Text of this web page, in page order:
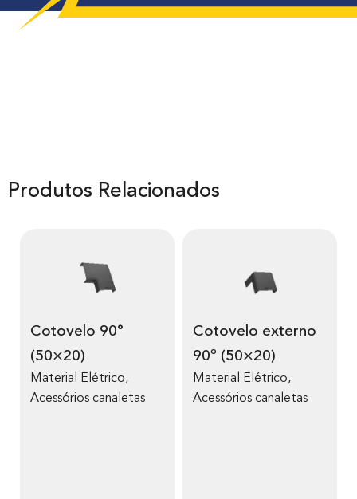
Produtos Relacionados
Cotovelo 90°
(50×20)
Material Elétrico,
Acessórios canaletas
Cotovelo externo
90º (50×20)
Material Elétrico,
Acessórios canaletas